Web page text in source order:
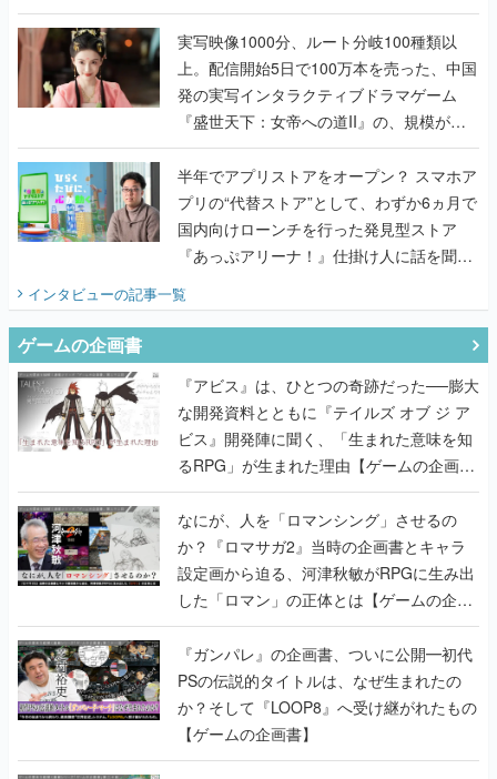
『TATSUJIN EXTREME』で初タッグを組
んだレジェンド2人に訊く開発秘話
実写映像1000分、ルート分岐100種類以
上。配信開始5日で100万本を売った、中国
発の実写インタラクティブドラマゲーム
『盛世天下：女帝への道II』の、規模が違
うこだわりをプロデューサーに聞いた
半年でアプリストアをオープン？ スマホア
プリの“代替ストア”として、わずか6ヵ月で
国内向けローンチを行った発見型ストア
『あっぷアリーナ！』仕掛け人に話を聞い
インタビューの記事一覧
ゲームの企画書
『アビス』は、ひとつの奇跡だった──膨大
な開発資料とともに『テイルズ オブ ジ ア
ビス』開発陣に聞く、「生まれた意味を知
るRPG」が生まれた理由【ゲームの企画
書】
なにが、人を「ロマンシング」させるの
か？『ロマサガ2』当時の企画書とキャラ
設定画から迫る、河津秋敏がRPGに生み出
した「ロマン」の正体とは【ゲームの企画
書】
『ガンパレ』の企画書、ついに公開━初代
PSの伝説的タイトルは、なぜ生まれたの
か？そして『LOOP8』へ受け継がれたもの
【ゲームの企画書】